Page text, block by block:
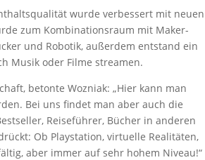
wurde verbessert mit neuen
zum Kombinationsraum mit Maker-
und Robotik, außerdem entstand ein
Musik oder Filme streamen.
betonte Wozniak: „Hier kann man
Bei uns findet man aber auch die
Reiseführer, Bücher in anderen
Ob Playstation, virtuelle Realitäten,
aber immer auf sehr hohem Niveau!“